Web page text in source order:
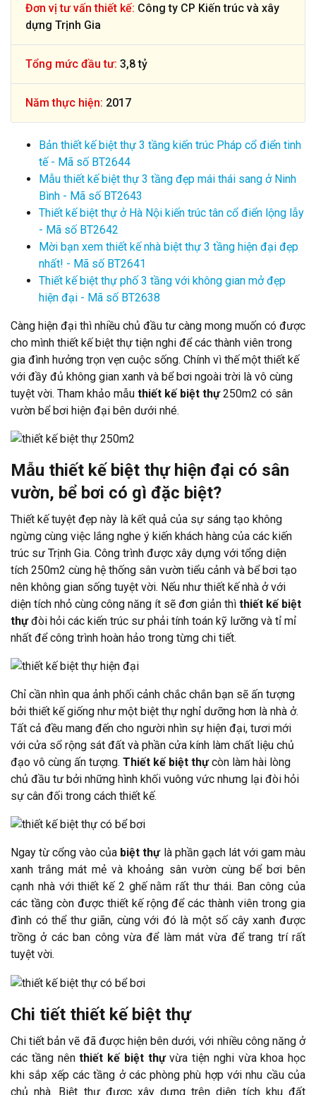
Đơn vị tư vấn thiết kế: Công ty CP Kiến trúc và xây
dựng Trịnh Gia
Tổng mức đầu tư: 3,8 tỷ
Năm thực hiện: 2017
Bản thiết kế biệt thự 3 tầng kiến trúc Pháp cổ điển tinh
tế - Mã số BT2644
Mẫu thiết kế biệt thự 3 tầng đẹp mái thái sang ở Ninh
Bình - Mã số BT2643
Thiết kế biệt thự ở Hà Nội kiến trúc tân cổ điển lộng lẫy
- Mã số BT2642
Mời bạn xem thiết kế nhà biệt thự 3 tầng hiện đại đẹp
nhất! - Mã số BT2641
Thiết kế biệt thự phố 3 tầng với không gian mở đẹp
hiện đại - Mã số BT2638
Càng hiện đại thì nhiều chủ đầu tư càng mong muốn có được
cho mình thiết kế biệt thự tiện nghi để các thành viên trong
gia đình hưởng trọn vẹn cuộc sống. Chính vì thế một thiết kế
với đầy đủ không gian xanh và bể bơi ngoài trời là vô cùng
tuyệt vời. Tham khảo mẫu thiết kế biệt thự250m2 có sân
vườn bể bơi hiện đại bên dưới nhé.
Mẫu thiết kế biệt thự hiện đại có sân
vườn, bể bơi có gì đặc biệt?
Thiết kế tuyệt đẹp này là kết quả của sự sáng tạo không
ngừng cùng việc lắng nghe ý kiến khách hàng của các kiến
trúc sư Trịnh Gia. Công trình được xây dựng với tổng diện
tích 250m2 cùng hệ thống sân vườn tiểu cảnh và bể bơi tạo
nên không gian sống tuyệt vời. Nếu như thiết kế nhà ở với
diện tích nhỏ cùng công năng ít sẽ đơn giản thì thiết kế biệt
thựđòi hỏi các kiến trúc sư phải tính toán kỹ lưỡng và tỉ mỉ
nhất để công trình hoàn hảo trong từng chi tiết.
Chỉ cần nhìn qua ảnh phối cảnh chắc chắn bạn sẽ ấn tượng
bởi thiết kế giống như một biệt thự nghỉ dưỡng hơn là nhà ở.
Tất cả đều mang đến cho người nhìn sự hiện đại, tươi mới
với cửa sổ rộng sát đất và phần cửa kính làm chất liệu chủ
đạo vô cùng ấn tượng. Thiết kế biệt thựcòn làm hài lòng
chủ đầu tư bởi những hình khối vuông vức nhưng lại đòi hỏi
sự cân đối trong cách thiết kế.
Ngay từ cổng vào của biệt thựlà phần gạch lát với gam màu
xanh trắng mát mẻ và khoảng sân vườn cùng bể bơi bên
cạnh nhà với thiết kế 2 ghế nằm rất thư thái. Ban công của
các tầng còn được thiết kế rộng để các thành viên trong gia
đình có thể thư giãn, cùng với đó là một số cây xanh được
trồng ở các ban công vừa để làm mát vừa để trang trí rất
tuyệt vời.
Chi tiết thiết kế biệt thự
Chi tiết bản vẽ đã được hiện bên dưới, với nhiều công năng ở
các tầng nênthiết kế biệt thựvừa tiện nghi vừa khoa học
khi sắp xếp các tầng ở các phòng phù hợp với nhu cầu của
chủ nhà. Biệt thự được xây dựng trên diện tích khu đất